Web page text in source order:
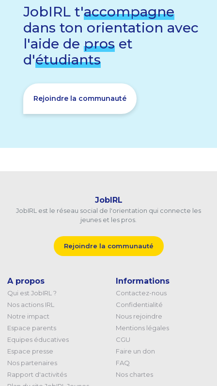
JobIRL t'accompagne
dans ton orientation avec
l'aide de pros et
d'étudiants
Rejoindre la communauté
JobIRL
JobIRL est le réseau social de l'orientation qui connecte les
jeunes et les pros.
Rejoindre la communauté
A propos
Qui est JobIRL ?
Nos actions IRL
Notre impact
Espace parents
Equipes éducatives
Espace presse
Nos partenaires
Rapport d'activités
Informations
Contactez-nous
Confidentialité
Nous rejoindre
Mentions légales
CGU
Faire un don
FAQ
Nos chartes